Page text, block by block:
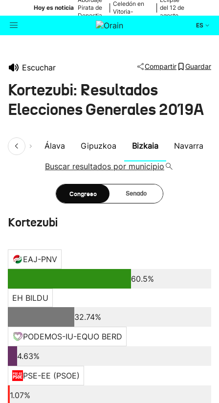
Hoy es noticia Pirata de
Donostia
Celedón en
Vitoria-
del 12 de
agosto
ES
Escuchar Compartir Guardar
Kortezubi: Resultados
Elecciones Generales 2019A
Álava Gipuzkoa Bizkaia Navarra
Buscar resultados por municipio
Congreso Senado
Kortezubi
EAJ-PNV
60.5%
EH BILDU
32.74%
PODEMOS-IU-EQUO BERD
4.63%
PSE-EE (PSOE)
1.07%